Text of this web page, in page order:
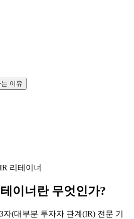
이유
IR 리테이너
이너란 무엇인가?
(대부분 투자자 관계(IR) 전문 기